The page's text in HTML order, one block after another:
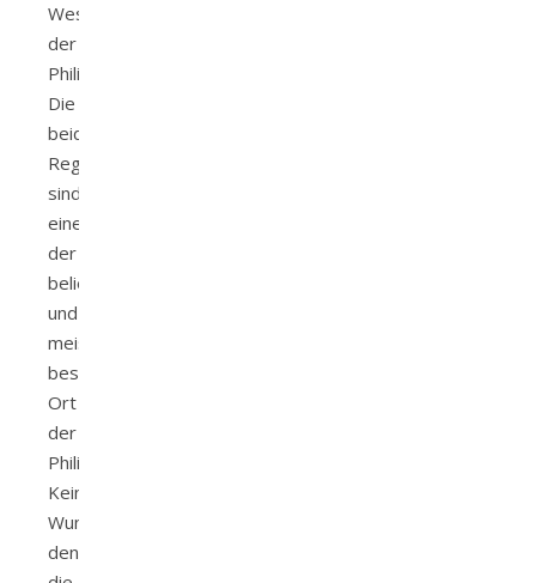
Westen
der
Philippinen.
Die
beiden
Regionen
sind
einer
der
beliebtesten
und
meist
besuchtesten
Ort
der
Philippinen.
Kein
Wunder,
denn